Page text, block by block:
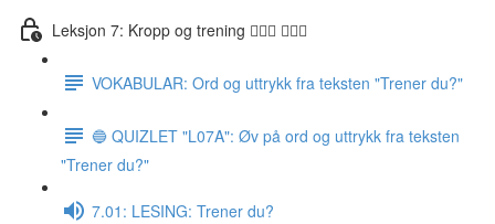
Leksjon 7: Kropp og trening 🚶🏼‍♀️ 🏋🏽‍♀️
VOKABULAR: Ord og uttrykk fra teksten "Trener du?"
🔵 QUIZLET "L07A": Øv på ord og uttrykk fra teksten
"Trener du?"
7.01: LESING: Trener du?